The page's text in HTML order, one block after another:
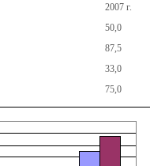
2007 г.
50,0
87,5
33,0
75,0